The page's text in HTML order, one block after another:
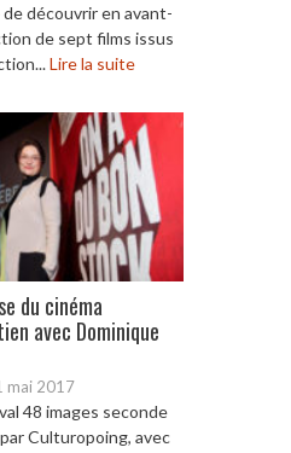
découvrir en avant-
de sept films issus
Lire la suite
du cinéma
avec Dominique
mai 2017
48 images seconde
Culturopoing, avec